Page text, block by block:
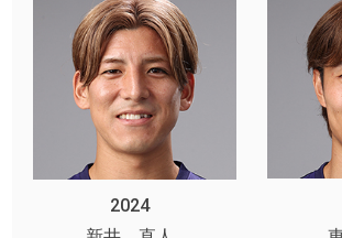
2024